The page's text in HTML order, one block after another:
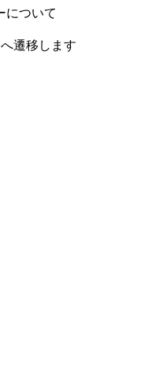
について
遷移します